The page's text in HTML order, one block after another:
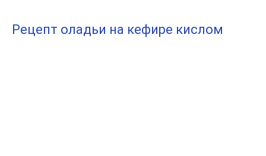
Рецепт оладьи на кефире кислом